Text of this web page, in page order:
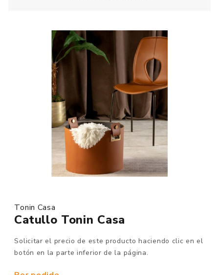
Tonin Casa
Catullo Tonin Casa
Solicitar el precio de este producto haciendo clic en el
botón en la parte inferior de la página.